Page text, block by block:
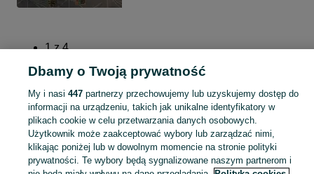
1 z 4
Dalej
Strona główna Kujawsko-pomorskie Wojsławiec
Dbamy o Twoją prywatność
My i nasi 447partnerzy przechowujemy lub uzyskujemy dostęp do
informacji na urządzeniu, takich jak unikalne identyfikatory w
plikach cookie w celu przetwarzania danych osobowych.
Użytkownik może zaakceptować wybory lub zarządzać nimi,
klikając poniżej lub w dowolnym momencie na stronie polityki
prywatności. Te wybory będą sygnalizowane naszym partnerom i